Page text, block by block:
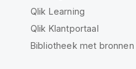
Qlik Learning
Qlik Klantportaal
Bibliotheek met bronnen